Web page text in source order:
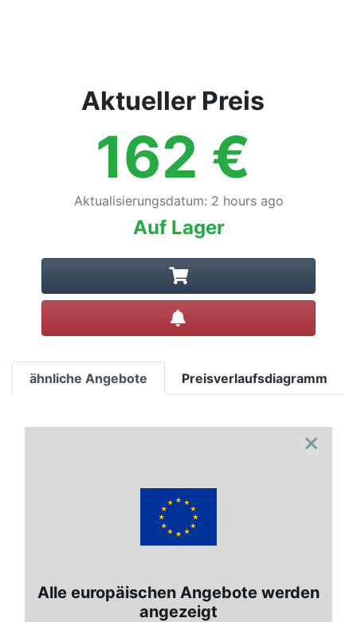
Aktueller Preis
162 €
Aktualisierungsdatum: 2 hours ago
Auf Lager
ähnliche Angebote Preisverlaufsdiagramm
×
Alle europäischen Angebote werden
angezeigt